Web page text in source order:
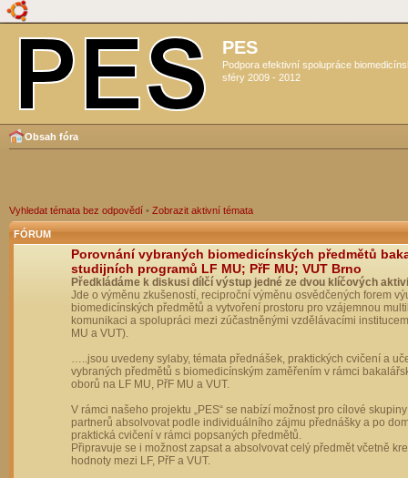
PES
Podpora efektivní spolupráce
sféry 2009 - 2012
Obsah fóra
Vyhledat témata bez odpovědí • Zobrazit aktivní témata
FÓRUM
Porovnání vybraných biomedicínských předmětů
studijních programů LF MU; PřF MU; VUT Brno
Předkládáme k diskusi dílčí výstup jedné ze dvou klíčových
Jde o výměnu zkušeností, reciproční výměnu osvědčených forem
biomedicínských předmětů a vytvoření prostoru pro vzájemnou
komunikaci a spolupráci mezi zúčastněnými vzdělávacími
MU a VUT).
…..jsou uvedeny sylaby, témata přednášek, praktických cvičení a
vybraných předmětů s biomedicínským zaměřením v rámci
oborů na LF MU, PřF MU a VUT.
V rámci našeho projektu „PES“ se nabízí možnost pro cílové
partnerů absolvovat podle individuálního zájmu přednášky a po
praktická cvičení v rámci popsaných předmětů.
Připravuje se i možnost zapsat a absolvovat celý předmět včetně
hodnoty mezi LF, PřF a VUT.